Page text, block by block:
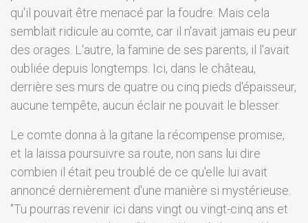
qu'il pouvait être menacé par la foudre. Mais cela
semblait ridicule au comte, car il n'avait jamais eu peur
des orages. L'autre, la famine de ses parents, il l'avait
oubliée depuis longtemps. Ici, dans le château,
derrière ses murs de quatre ou cinq pieds d'épaisseur,
aucune tempête, aucun éclair ne pouvait le blesser.
Le comte donna à la gitane la récompense promise,
et la laissa poursuivre sa route, non sans lui dire
combien il était peu troublé de ce qu'elle lui avait
annoncé dernièrement d'une manière si mystérieuse.
"Tu pourras revenir ici dans vingt ou vingt-cinq ans et